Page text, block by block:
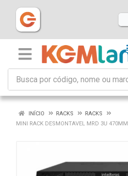
INÍCIO RACKS
RACKS
MINI RACK DESMONTAVEL MRD 3U 470MM